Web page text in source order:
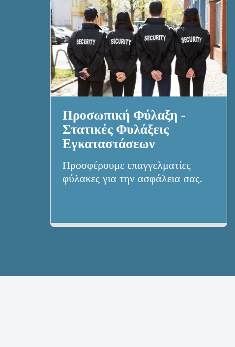
Προσωπική Φύλαξη -
Στατικές Φυλάξεις
Εγκαταστάσεων
Προσφέρουμε επαγγελματίες
φύλακες για την ασφάλεια σας.